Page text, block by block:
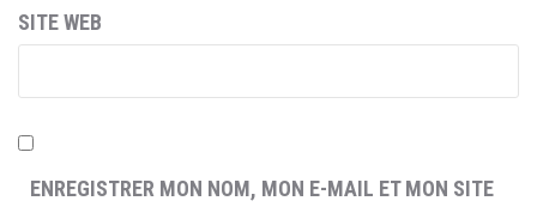
SITE WEB
ENREGISTRER MON NOM, MON E-MAIL ET MON SITE